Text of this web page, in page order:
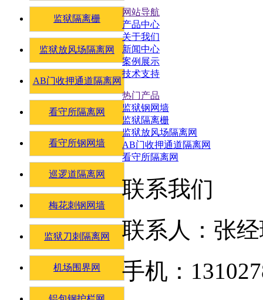
监狱隔离栅
监狱放风场隔离网
AB门收押通道隔离网
看守所隔离网
看守所钢网墙
巡逻道隔离网
梅花刺钢网墙
监狱刀刺隔离网
机场围界网
网站导航
产品中心
关于我们
新闻中心
案例展示
技术支持
热门产品
监狱钢网墙
监狱隔离栅
监狱放风场隔离网
AB门收押通道隔离网
看守所隔离网
联系我们
联系人：张
手机：